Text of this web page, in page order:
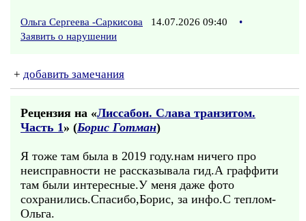
Ольга Сергеева -Саркисова 14.07.2026 09:40
•
Заявить о нарушении
+ добавить замечания
Рецензия на «Лиссабон. Слава транзитом.
Часть 1» (Борис Готман)
Я тоже там была в 2019 году.нам ничего про
неисправности не рассказывала гид.А граффити
там были интересные.У меня даже фото
сохранились.Спасибо,Борис, за инфо.С теплом-
Ольга.